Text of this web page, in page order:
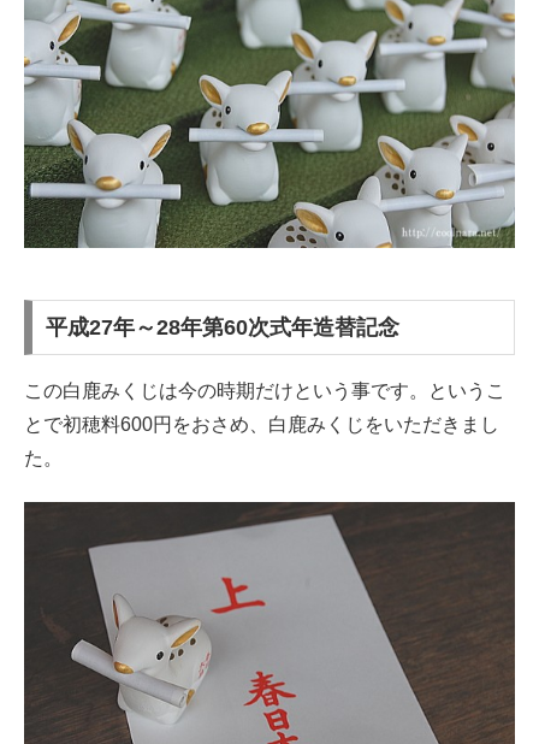
平成27年～28年第60次式年造替記念
この白鹿みくじは今の時期だけという事です。というこ
とで初穂料600円をおさめ、白鹿みくじをいただきまし
た。